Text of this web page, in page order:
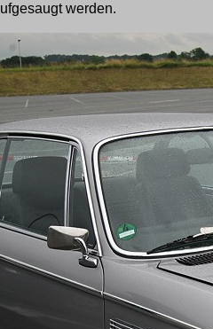
werden.